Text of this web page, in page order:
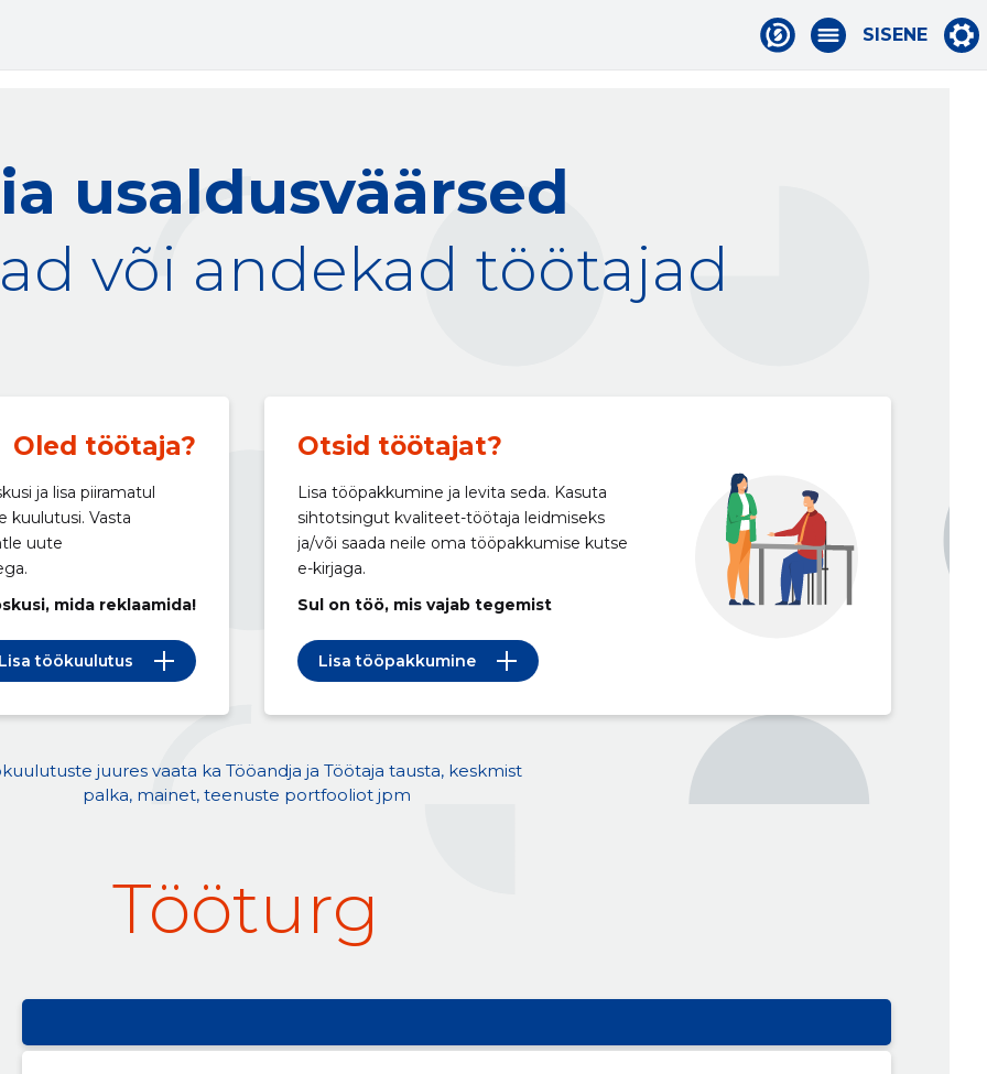
SISENE
usaldusväärsed
või andekad töötajad
Oled töötaja?
ja lisa piiramatul
kuulutusi. Vasta
uute
mida reklaamida!
Lisa töökuulutus
Otsid töötajat?
Lisa tööpakkumine ja levita seda. Kasuta
sihtotsingut kvaliteet-töötaja leidmiseks
ja/või saada neile oma tööpakkumise kutse
e-kirjaga.
Sul on töö, mis vajab tegemist
Lisa tööpakkumine
juures vaata ka Tööandja ja Töötaja tausta, keskmist
palka, mainet, teenuste portfooliot jpm
Tööturg